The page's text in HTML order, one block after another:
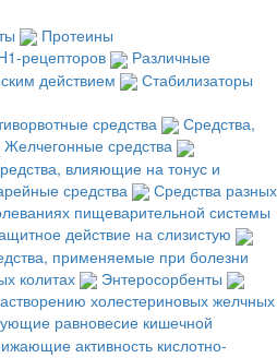
Протеины
рецепторов
Различные
действием
Стабилизаторы
средства
Средства,
Желчегонные средства
влияющие на тонус и
средства
Средства разных
пищеварительной системы
действие на слизистую
применяемые при болезни
колитах
Энтеросорбенты
холестериновых желчных
равновесие кишечной
активность кислотно-